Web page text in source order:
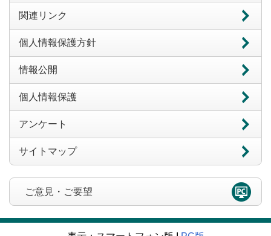
関連リンク
個人情報保護方針
情報公開
個人情報保護
アンケート
サイトマップ
ご意見・ご要望